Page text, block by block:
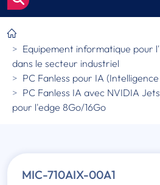
Equipement informatique pour
dans le secteur industriel
PC Fanless pour IA
PC Fanless IA avec NVIDIA
pour l'edge 8Go/16Go
MIC-710AIX-00A1